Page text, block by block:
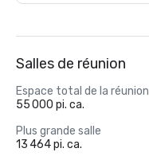
Salles de réunion
Espace total de la réunion
55 000 pi. ca.
Plus grande salle
13 464 pi. ca.